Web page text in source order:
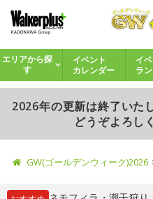
エリアから探
す
イベント
カレンダー
イ
ラ
2026年の更新は終了いた
どうぞよろし
GW(ゴールデンウィーク)2026